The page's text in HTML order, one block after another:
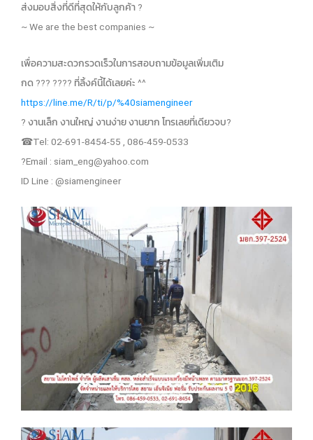
ส่งมอบสิ่งที่ดีที่สุดให้กับลูกค้า ?
~ We are the best companies ~
เพื่อความสะดวกรวดเร็วในการสอบถามข้อมูลเพิ่มเติม
กด ?️?️?️ ?️?️?️?️ ที่ลิ้งค์นี้ได้เลยค่ะ ^^
https://line.me/R/ti/p/%40siamengineer
? งานเล็ก งานใหญ่ งานง่าย งานยาก โทรเลยที่เดียวจบ?
☎Tel: 02-691-8454-55 , 086-459-0533
?Email : siam_eng@yahoo.com
ID Line : @siamengineer